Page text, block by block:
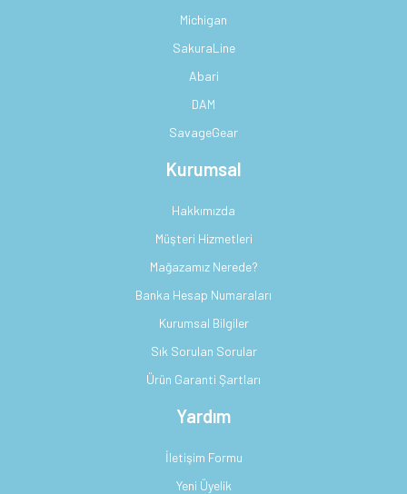
Michigan
SakuraLine
Abari
DAM
SavageGear
Kurumsal
Hakkımızda
Müşteri Hizmetleri
Mağazamız Nerede?
Banka Hesap Numaraları
Kurumsal Bilgiler
Sık Sorulan Sorular
Ürün Garanti Şartları
Yardım
İletişim Formu
Yeni Üyelik